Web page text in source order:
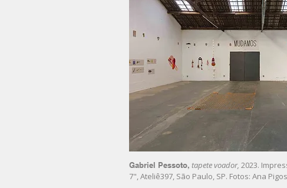
Gabriel Pessoto, tapete voador, 2023.
7", Ateliê397, São Paulo, SP. Fotos: Ana